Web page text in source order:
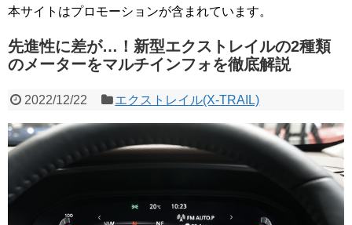
本サイトはプロモーションが含まれています。
先進性に差が…！新型エクストレイルの2種類
のメーターをマルチインフォを徹底解説
2022/12/22 エクストレイル(X-TRAIL)